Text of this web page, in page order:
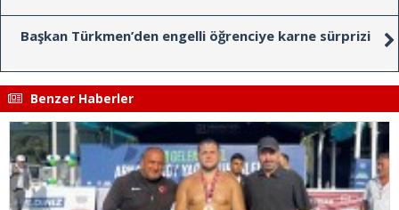
Başkan Türkmen’den engelli öğrenciye karne sürprizi
Benzer Haberler